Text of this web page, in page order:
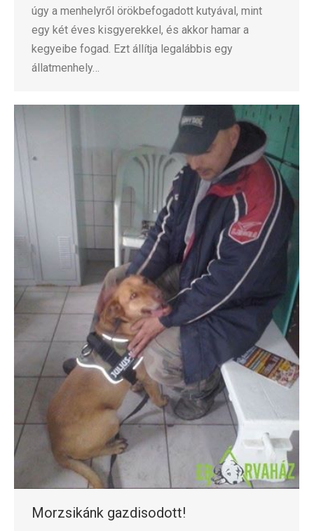
úgy a menhelyről örökbefogadott kutyával, mint
egy két éves kisgyerekkel, és akkor hamar a
kegyeibe fogad. Ezt állítja legalábbis egy
állatmenhely…
Morzsikánk gazdisodott!